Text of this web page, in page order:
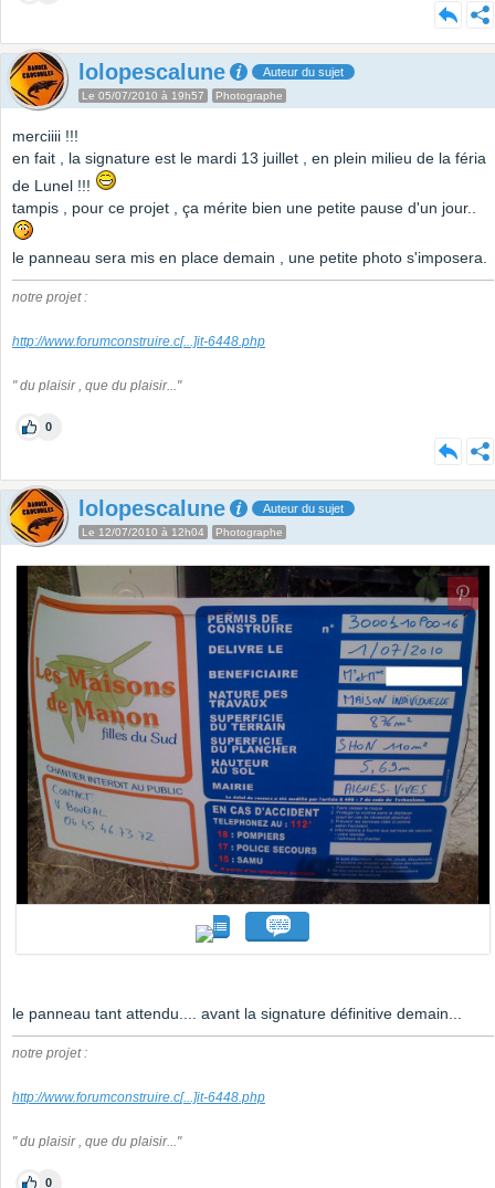
lolopescalune Auteur du sujet
Le 05/07/2010 à 19h57 Photographe
merciiii !!!
en fait , la signature est le mardi 13 juillet , en plein milieu de la féria
de Lunel !!!
tampis , pour ce projet , ça mérite bien une petite pause d'un jour..
le panneau sera mis en place demain , une petite photo s'imposera.
notre projet :
http://www.forumconstruire.c[...]it-6448.php
" du plaisir , que du plaisir..."
0
lolopescalune Auteur du sujet
Le 12/07/2010 à 12h04 Photographe
le panneau tant attendu.... avant la signature définitive demain...
notre projet :
http://www.forumconstruire.c[...]it-6448.php
" du plaisir , que du plaisir..."
0